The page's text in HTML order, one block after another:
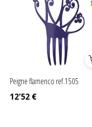
Peigne flamenco ref.1505
12'52 €